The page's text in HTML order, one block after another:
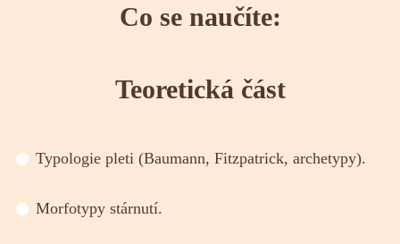
Co se naučíte:
Teoretická část
Typologie pleti (Baumann, Fitzpatrick, archetypy).
Morfotypy stárnutí.